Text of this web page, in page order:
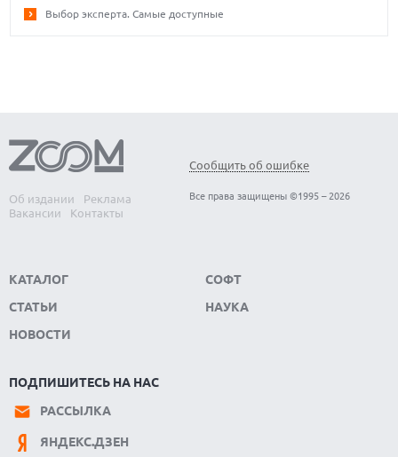
Выбор эксперта. Самые доступные
Об издании
Реклама
Вакансии
Контакты
Сообщить об ошибке
Все права защищены ©1995 – 2026
КАТАЛОГ
СТАТЬИ
НОВОСТИ
СОФТ
НАУКА
ПОДПИШИТЕСЬ НА НАС
РАССЫЛКА
ЯНДЕКС.ДЗЕН